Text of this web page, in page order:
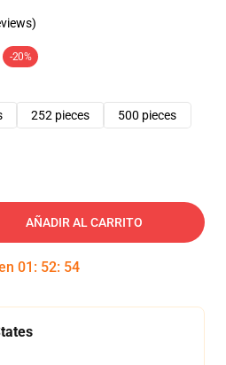
-20%
252 pieces
500 pieces
AÑADIR AL CARRITO
01 : 52: 53